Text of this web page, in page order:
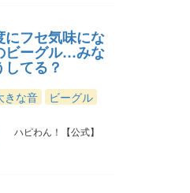
にフセ気味にな
ビーグル…みな
てる？
きな音 ビーグル
ハピわん！【公式】